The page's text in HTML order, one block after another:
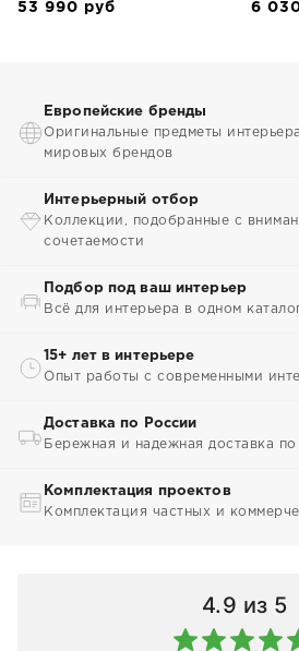
53 990 руб 6
Европейские бренды
Оригинальные предметы
мировых брендов
Интерьерный отбор
Коллекции, подобранные с
сочетаемости
Подбор под ваш интерьер
Всё для интерьера в одном
15+ лет в интерьере
Опыт работы с современными
Доставка по России
Бережная и надежная доставка
Комплектация проектов
Комплектация частных и
4.9 из 5